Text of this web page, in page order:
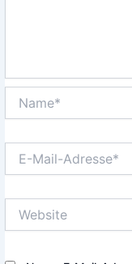
Mail-